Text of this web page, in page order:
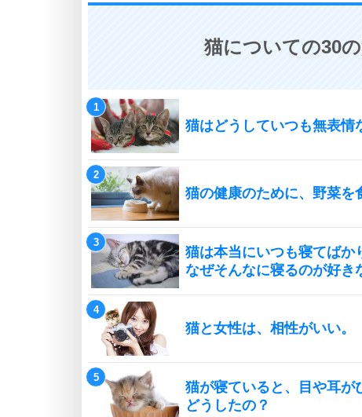
猫についての30
猫はどうしていつも無表情
猫の健康のために、野菜を
猫は本当にいつも寝てばか
なぜそんなに寝るのが好き
猫と女性は、相性がいい。
猫が寝ていると、目や耳が
どうしたの？